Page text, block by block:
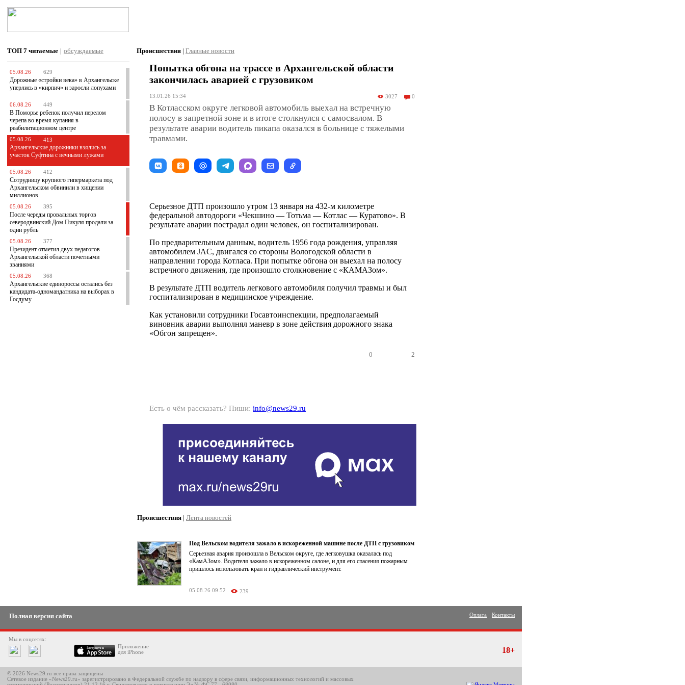
ТОП 7 читаемые | обсуждаемые
05.08.26 629
Дорожные «стройки века» в Архангельске
уперлись в «кирпич» и заросли лопухами
06.08.26 449
В Поморье ребенок получил перелом
черепа во время купания в
реабилитационном центре
05.08.26 413
Архангельские дорожники взялись за
участок Суфтина с вечными лужами
05.08.26 412
Сотрудницу крупного гипермаркета под
Архангельском обвинили в хищении
миллионов
05.08.26 395
После череды провальных торгов
северодвинский Дом Пикуля продали за
один рубль
05.08.26 377
Президент отметил двух педагогов
Архангельской области почетными
званиями
05.08.26 368
Архангельские единороссы остались без
кандидата-одномандатника на выборах в
Госдуму
Происшествия | Главные новости
Попытка обгона на трассе в Архангельской области
закончилась аварией с грузовиком
13.01.26 15:34 3027 0
В Котласском округе легковой автомобиль выехал на встречную
полосу в запретной зоне и в итоге столкнулся с самосвалом. В
результате аварии водитель пикапа оказался в больнице с тяжелыми
травмами.
Серьезное ДТП произошло утром 13 января на 432-м километре
федеральной автодороги «Чекшино — Тотьма — Котлас — Куратово». В
результате аварии пострадал один человек, он госпитализирован.
По предварительным данным, водитель 1956 года рождения, управляя
автомобилем JAC, двигался со стороны Вологодской области в
направлении города Котласа. При попытке обгона он выехал на полосу
встречного движения, где произошло столкновение с «КАМАЗом».
В результате ДТП водитель легкового автомобиля получил травмы и был
госпитализирован в медицинское учреждение.
Как установили сотрудники Госавтоинспекции, предполагаемый
виновник аварии выполнял маневр в зоне действия дорожного знака
«Обгон запрещен».
0 2
Есть о чём рассказать? Пиши: info@news29.ru
Происшествия | Лента новостей
Под Вельском водителя зажало в искореженной машине после ДТП с грузовиком
Серьезная авария произошла в Вельском округе, где легковушка оказалась под
«КамАЗом». Водителя зажало в искореженном салоне, и для его спасения пожарным
пришлось использовать кран и гидравлический инструмент.
05.08.26 09:52 239
Полная версия сайта Оплата Контакты
Мы в соцсетях:
Приложение
для iPhone
18+
© 2026 News29.ru все права защищены
Сетевое издание «News29.ru» зарегистрировано в Федеральной службе по надзору в сфере связи, информационных технологий и массовых